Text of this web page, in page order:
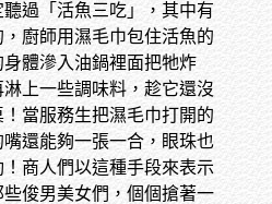
過「活魚三吃」，其中有
廚師用濕毛巾包住活魚的
體滲入油鍋裡面把牠炸
上一些調味料，趁它還沒
當服務生把濕毛巾打開的
還能夠一張一合，眼珠也
商人們以這種手段來表示
俊男美女們，個個搶著一